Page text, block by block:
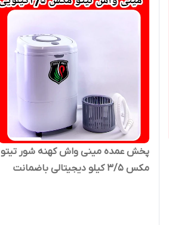
پخش عمده مینی واش کهنه شور تیتو
مکس ۳/۵ کیلو دیجیتالی باضمانت